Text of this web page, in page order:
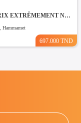
Forfait PRIX EXTRÊMEMENT NÉGOCIABLE Terrain entièrement clôturé à HAMMAMET 8200m²
Hammamet
697.000 TND